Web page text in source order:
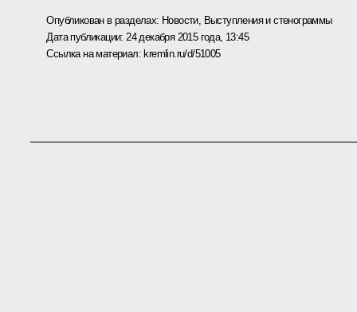
Опубликован в разделах: Новости, Выступления и стенограммы
Дата публикации: 24 декабря 2015 года, 13:45
Ссылка на материал: kremlin.ru/d/51005